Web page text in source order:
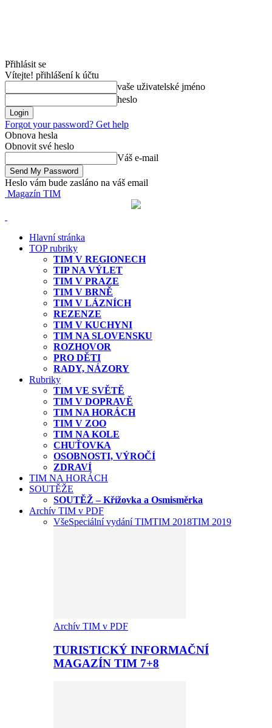
Přihlásit se
Vítejte! přihlášení k účtu
vaše uživatelské jméno
heslo
Forgot your password? Get help
Obnova hesla
Obnovit své heslo
Váš e-mail
Heslo vám bude zasláno na váš email
Magazín TIM
Hlavní stránka
TOP rubriky
TIM V REGIONECH
TIP NA VÝLET
TIM V PRAZE
TIM V BRNĚ
TIM V LÁZNÍCH
REZENZE
TIM V KUCHYNI
TIM NA SLOVENSKU
ROZHOVOR
PRO DĚTI
RADY, NÁZORY
Rubriky
TIM VE SVĚTĚ
TIM V DOPRAVĚ
TIM NA HORÁCH
TIM V ZOO
TIM NA KOLE
CHUŤOVKA
OSOBNOSTI, VÝROČÍ
ZDRAVÍ
TIM NA HORÁCH
SOUTĚŽE
SOUTĚŽ – Křížovka a Osmisměrka
Archív TIM v PDF
VšeSpeciální vydání TIMTIM 2018TIM 2019
Archív TIM v PDF
TURISTICKÝ INFORMAČNÍ
MAGAZÍN TIM 7+8